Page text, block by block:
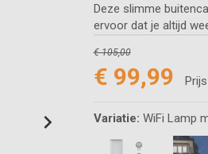
Deze slimme
ervoor dat je altijd
€ 105,00
€ 99,99
Variatie: WiFi Lamp